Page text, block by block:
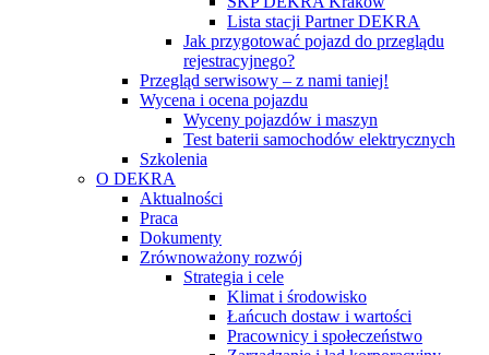
Lista stacji Partner DEKRA
Jak przygotować pojazd do przeglądu
rejestracyjnego?
Przegląd serwisowy – z nami taniej!
Wycena i ocena pojazdu
Wyceny pojazdów i maszyn
Test baterii samochodów elektrycznych
Szkolenia
O DEKRA
Aktualności
Praca
Dokumenty
Zrównoważony rozwój
Strategia i cele
Klimat i środowisko
Łańcuch dostaw i wartości
Pracownicy i społeczeństwo